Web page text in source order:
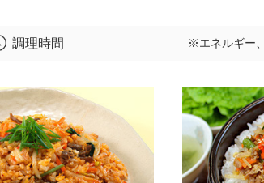
調理時間 ※エネルギー